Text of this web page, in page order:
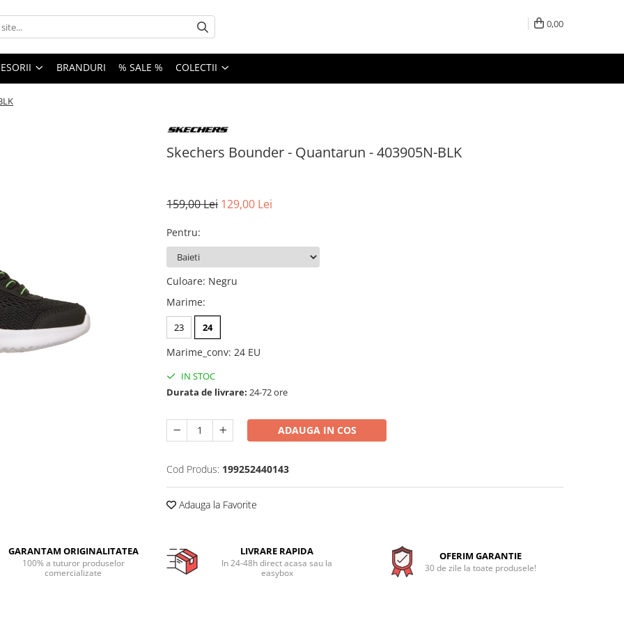
0,00
BRANDURI % SALE % COLECTII
Skechers Bounder - Quantarun - 403905N-BLK
159,00 Lei 129,00 Lei
Pentru:
Culoare: Negru
Marime:
23 24
Marime_conv: 24 EU
IN STOC
Durata de livrare: 24-72 ore
ADAUGA IN COS
Cod Produs: 199252440143
Adauga la Favorite
GARANTAM ORIGINALITATEA
100% a tuturor produselor
comercializate
LIVRARE RAPIDA
In 24-48h direct acasa sau la
easybox
OFERIM GARANTIE
30 de zile la toate produsele!